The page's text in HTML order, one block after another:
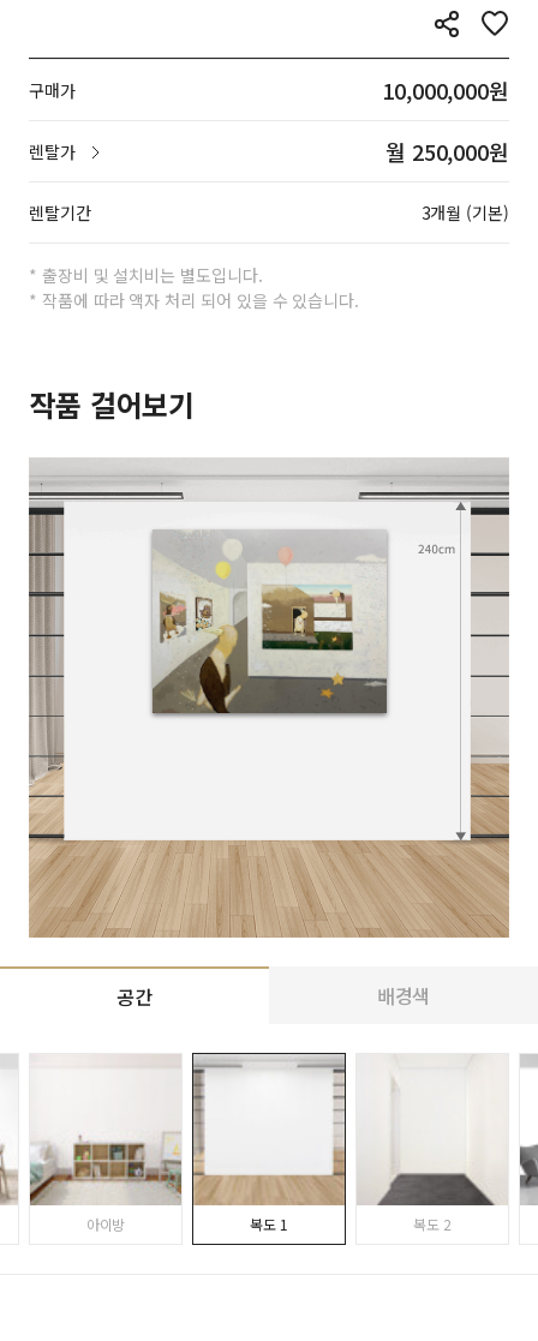
구매가 10,000,000원
렌탈가 월 250,000원
렌탈기간 3개월 (기본)
* 출장비 및 설치비는 별도입니다.
* 작품에 따라 액자 처리 되어 있을 수 있습니다.
작품 걸어보기
공간 배경색
아이방 복도 1 복도 2